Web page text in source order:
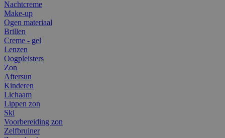
Nachtcreme
Make-up
Ogen materiaal
Brillen
Creme - gel
Lenzen
Oogpleisters
Zon
Aftersun
Kinderen
Lichaam
Lippen zon
Ski
Voorbereiding zon
Zelfbruiner